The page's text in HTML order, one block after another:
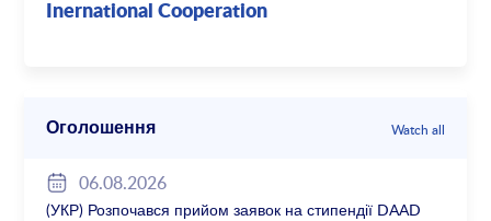
Inernational Cooperation
Оголошення Watch all
06.08.2026
(УКР) Розпочався прийом заявок на стипендії DAAD